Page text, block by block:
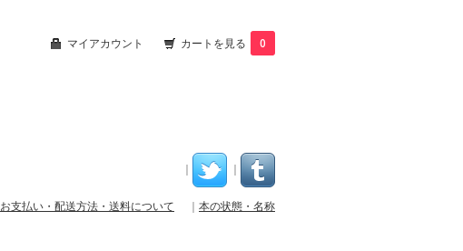
マイアカウント カートを見る 0
｜ ｜
お支払い・配送方法・送料について ｜ 本の状態・名称